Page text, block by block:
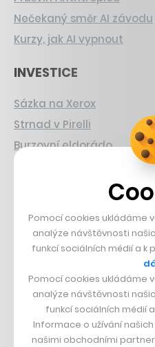
Nečekaný směr AI závodu
Kurzy, jak AI vypnout
INVESTICE
Sázka na Xerox
Strnad v Pirelli
Burzovní eldorádo
Francouzský šéfkuchař
Dva golfisti, co pečou
DESIGN
Bomma není tichá
Originální hodinky
Pomocí cookies ukládáme
analýze návštěvnosti
funkcí sociálních médií a k
Pomocí cookies ukládáme
analýze návštěvnosti
funkcí sociálních médií
Informace o užívání
našimi obchodními